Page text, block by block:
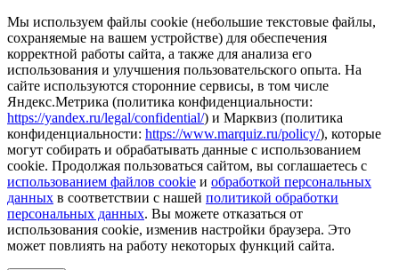
Мы используем файлы cookie (небольшие текстовые файлы,
сохраняемые на вашем устройстве) для обеспечения
корректной работы сайта, а также для анализа его
использования и улучшения пользовательского опыта. На
сайте используются сторонние сервисы, в том числе
Яндекс.Метрика (политика конфиденциальности:
https://yandex.ru/legal/confidential/) и Марквиз (политика
конфиденциальности: https://www.marquiz.ru/policy/), которые
могут собирать и обрабатывать данные с использованием
cookie. Продолжая пользоваться сайтом, вы соглашаетесь с
использованием файлов cookie и обработкой персональных
данных в соответствии с нашей политикой обработки
персональных данных. Вы можете отказаться от
использования cookie, изменив настройки браузера. Это
может повлиять на работу некоторых функций сайта.